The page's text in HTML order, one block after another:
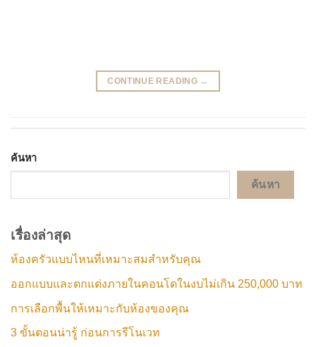
CONTINUE READING →
ค้นหา
ค้นหา
เรื่องล่าสุด
ห้องครัวแบบไหนที่เหมาะสมสำหรับคุณ
ออกแบบและตกแต่งภายในคอนโดในงบไม่เกิน 250,000 บาท
การเลือกพื้นให้เหมาะกับห้องของคุณ
3 ขั้นตอนน่ารู้ ก่อนการรีโนเวท